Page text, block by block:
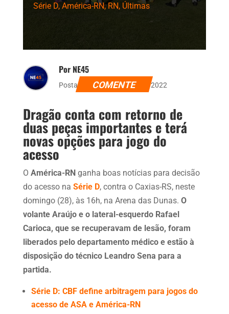
Série D, América-RN,RN, Últimas
Por NE45
Postado dia 26 de agosto de 2022
COMENTE
Dragão conta com retorno de
duas peças importantes e terá
novas opções para jogo do
acesso
O América-RNganha boas notícias para decisão
do acesso na Série D, contra o Caxias-RS, neste
domingo (28), às 16h, na Arena das Dunas. O
volante Araújo e o lateral-esquerdo Rafael
Carioca, que se recuperavam de lesão, foram
liberados pelo departamento médico e estão à
disposição do técnico Leandro Sena para a
partida.
Série D: CBF define arbitragem para jogos do
acesso de ASA e América-RN